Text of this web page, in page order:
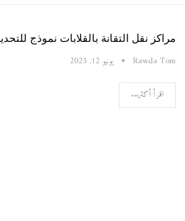
مراكز نقل التقانة بالقلابات نموذج
Rawda Tom يونيو 12, 2025
اقرأ أكثر...